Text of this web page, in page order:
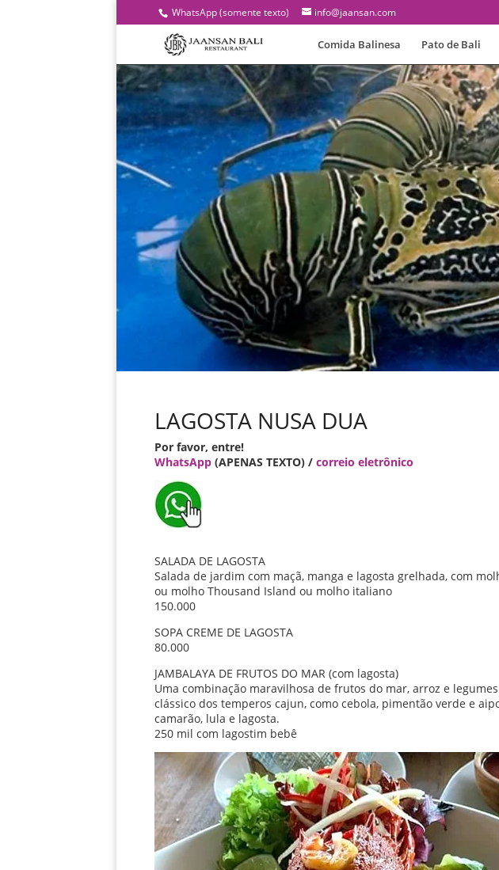
WhatsApp (somente texto) info@jaansan.com
Comida Balinesa Pato de Bali
LAGOSTA NUSA DUA
Por favor, entre!
WhatsApp(APENAS TEXTO) / correio eletrônico
SALADA DE LAGOSTA
Salada de jardim com maçã, manga e lagosta grelhada, com
ou molho Thousand Island ou molho italiano
150.000
SOPA CREME DE LAGOSTA
80.000
JAMBALAYA DE FRUTOS DO MAR (com lagosta)
Uma combinação maravilhosa de frutos do mar, arroz e
clássico dos temperos cajun, como cebola, pimentão verde e
camarão, lula e lagosta.
250 mil com lagostim bebê